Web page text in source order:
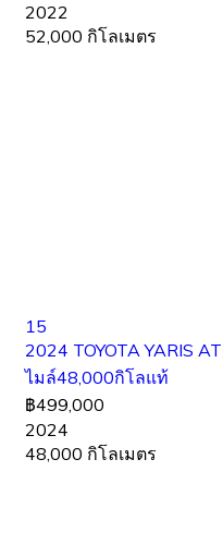
2022
52,000 กิโลเมตร
15
2024 TOYOTA YARIS
ไมล์48,000กิโลแท้
฿499,000
2024
48,000 กิโลเมตร